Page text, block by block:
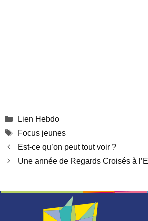
Catégories
Lien Hebdo
Étiquettes
Focus jeunes
Est-ce qu’on peut tout voir ?
Une année de Regards Croisés à